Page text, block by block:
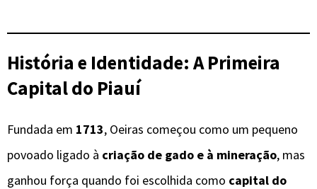
História e Identidade: A Primeira
Capital do Piauí
Fundada em 1713, Oeiras começou como um pequeno
povoado ligado à criação de gado e à mineração, mas
ganhou força quando foi escolhida como capital do